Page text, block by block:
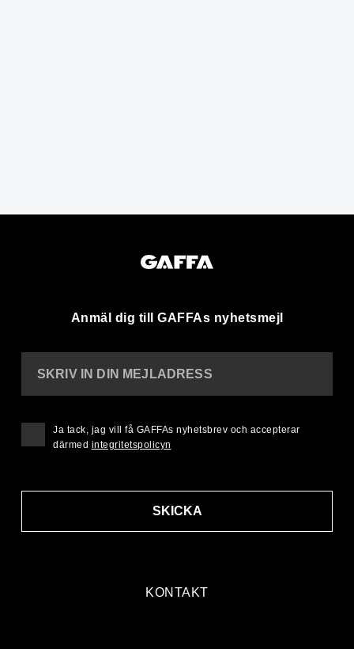
Anmäl dig till GAFFAs nyhetsmejl
KONTAKT
SKRIV IN DIN MEJLADRESS
SKICKA
Ja tack, jag vill få GAFFAs nyhetsbrev och accepterar
därmed integritetspolicyn